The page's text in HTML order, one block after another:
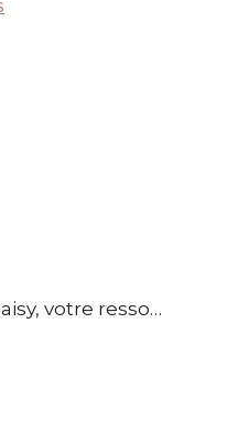
votre resso…